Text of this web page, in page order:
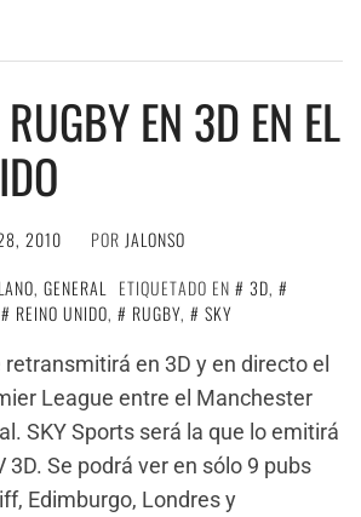
EN 3D EN EL
2010 POR JALONSO
, GENERAL ETIQUETADO EN 3D,
REINO UNIDO, RUGBY,
SKY
en 3D y en directo el
League entre el Manchester
SKY Sports será la que lo emitirá
3D. Se podrá ver en sólo 9 pubs
Edimburgo, Londres y